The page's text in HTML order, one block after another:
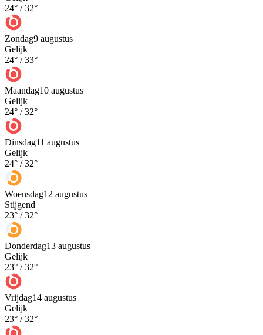
24° /32°
Zondag9 augustus
Gelijk
24° /33°
Maandag10 augustus
Gelijk
24° /32°
Dinsdag11 augustus
Gelijk
24° /32°
Woensdag12 augustus
Stijgend
23° /32°
Donderdag13 augustus
Gelijk
23° /32°
Vrijdag14 augustus
Gelijk
23° /32°